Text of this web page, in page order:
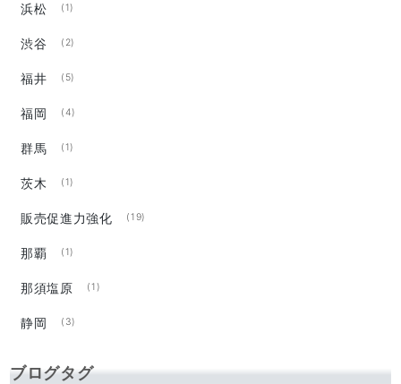
浜松 (1)
渋谷 (2)
福井 (5)
福岡 (4)
群馬 (1)
茨木 (1)
販売促進力強化 (19)
那覇 (1)
那須塩原 (1)
静岡 (3)
ブログタグ